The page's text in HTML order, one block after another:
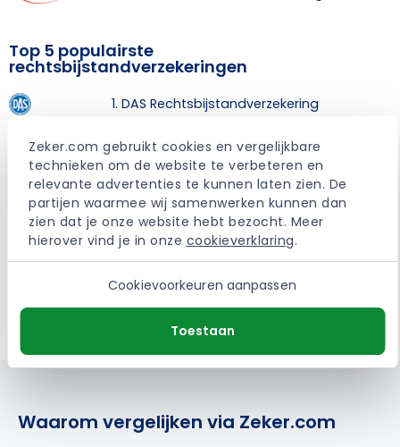
Zeker.com gebruikt cookies en vergelijkbare
technieken om de website te verbeteren en
relevante advertenties te kunnen laten zien. De
partijen waarmee wij samenwerken kunnen dan
zien dat je onze website hebt bezocht. Meer
hierover vind je in onze cookieverklaring.
Cookievoorkeuren aanpassen
Toestaan
Top 5 populairste
rechtsbijstandverzekeringen
1. DAS Rechtsbijstandverzekering
2. ARAG Rechtsbijstandverzekering
3. Univé Rechtsbijstandverzekering
4. InShared Rechtsbijstandverzekering
Waarom vergelijken via Zeker.com